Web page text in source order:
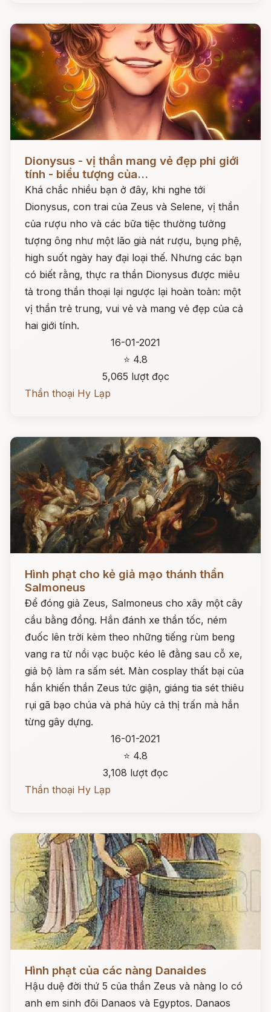
Dionysus - vị thần mang vẻ đẹp phi giới
tính - biểu tượng của...
Khá chắc nhiều bạn ở đây, khi nghe tới
Dionysus, con trai của Zeus và Selene, vị thần
của rượu nho và các bữa tiệc thường tưởng
tượng ông như một lão già nát rượu, bụng phệ,
high suốt ngày hay đại loại thế. Nhưng các bạn
có biết rằng, thực ra thần Dionysus được miêu
tả trong thần thoại lại ngược lại hoàn toàn: một
vị thần trẻ trung, vui vẻ và mang vẻ đẹp của cả
hai giới tính.
16-01-2021
⭐ 4.8
5,065 lượt đọc
Thần thoại Hy Lạp
Hình phạt cho kẻ giả mạo thánh thần
Salmoneus
Để đóng giả Zeus, Salmoneus cho xây một cây
cầu bằng đồng. Hắn đánh xe thần tốc, ném
đuốc lên trời kèm theo những tiếng rùm beng
vang ra từ nồi vạc buộc kéo lê đằng sau cỗ xe,
giả bộ làm ra sấm sét. Màn cosplay thất bại của
hắn khiến thần Zeus tức giận, giáng tia sét thiêu
rụi gã bạo chúa và phá hủy cả thị trấn mà hắn
từng gây dựng.
16-01-2021
⭐ 4.8
3,108 lượt đọc
Thần thoại Hy Lạp
Hình phạt của các nàng Danaides
Hậu duệ đời thứ 5 của thần Zeus và nàng Io có
anh em sinh đôi Danaos và Egyptos. Danaos